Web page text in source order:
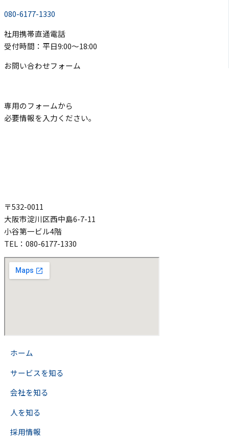
080-6177-1330
社用携帯直通電話
受付時間：平日9:00〜18:00
お問い合わせフォーム
専用のフォームから
必要情報を入力ください。
〒532-0011
大阪市淀川区西中島6-7-11
小谷第一ビル4階
TEL：080-6177-1330
ホーム
サービスを知る
会社を知る
人を知る
採用情報